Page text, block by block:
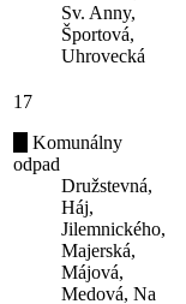
Sv. Anny,
Športová,
Uhrovecká
17
Komunálny
odpad
Družstevná,
Háj,
Jilemnického,
Majerská,
Májová,
Medová, Na